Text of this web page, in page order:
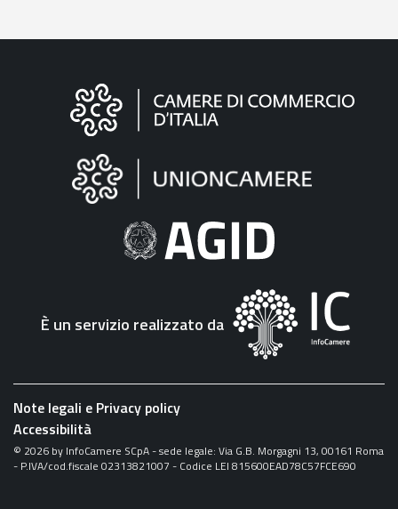
Informazioni
"Fattura
Elettronica"
È un servizio realizzato da
Note legali e Privacy policy
Accessibilità
© 2026 by InfoCamere SCpA - sede legale: Via G.B. Morgagni 13, 00161 Roma
- P.IVA/cod.fiscale 02313821007 - Codice LEI 815600EAD78C57FCE690